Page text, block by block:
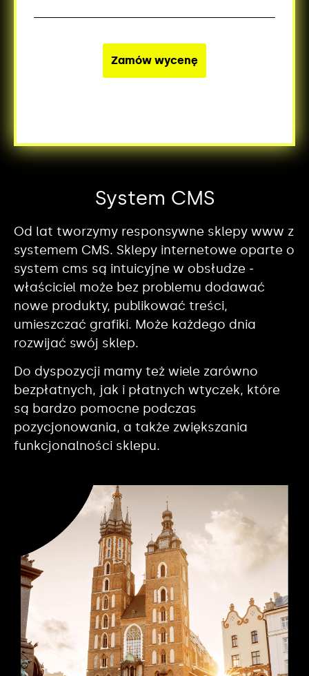
System CMS
Od lat tworzymy responsywne sklepy www z
systemem CMS. Sklepy internetowe oparte o
system cms są intuicyjne w obsłudze ‒
właściciel może bez problemu dodawać
nowe produkty, publikować treści,
umieszczać grafiki. Może każdego dnia
rozwijać swój sklep.
Do dyspozycji mamy też wiele zarówno
bezpłatnych, jak i płatnych wtyczek, które
są bardzo pomocne podczas
pozycjonowania, a także zwiększania
funkcjonalności sklepu.